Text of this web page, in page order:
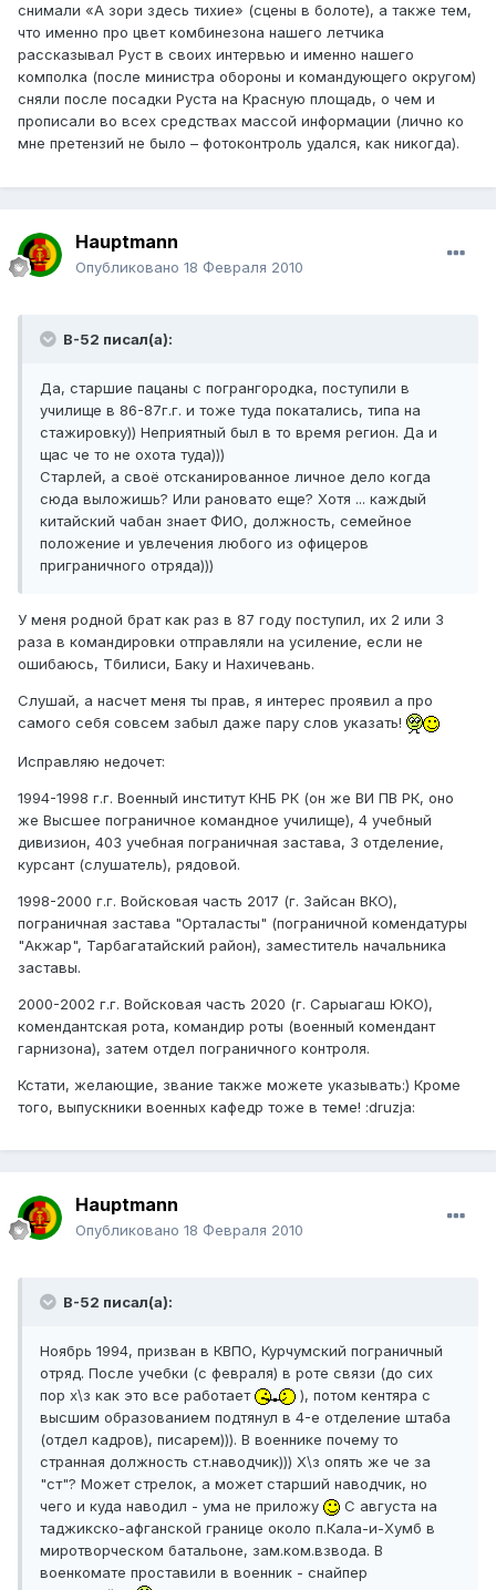
снимали «А зори здесь тихие» (сцены в болоте), а также тем,
что именно про цвет комбинезона нашего летчика
рассказывал Руст в своих интервью и именно нашего
комполка (после министра обороны и командующего округом)
сняли после посадки Руста на Красную площадь, о чем и
прописали во всех средствах массой информации (лично ко
мне претензий не было – фотоконтроль удался, как никогда).
Hauptmann
Опубликовано 18 Февраля 2010
B-52 писал(а):
Да, старшие пацаны с погрангородка, поступили в
училище в 86-87г.г. и тоже туда покатались, типа на
стажировку)) Неприятный был в то время регион. Да и
щас че то не охота туда)))
Старлей, а своё отсканированное личное дело когда
сюда выложишь? Или рановато еще? Хотя ... каждый
китайский чабан знает ФИО, должность, семейное
положение и увлечения любого из офицеров
приграничного отряда)))
У меня родной брат как раз в 87 году поступил, их 2 или 3
раза в командировки отправляли на усиление, если не
ошибаюсь, Тбилиси, Баку и Нахичевань.
Слушай, а насчет меня ты прав, я интерес проявил а про
самого себя совсем забыл даже пару слов указать!
Исправляю недочет:
1994-1998 г.г. Военный институт КНБ РК (он же ВИ ПВ РК, оно
же Высшее пограничное командное училище), 4 учебный
дивизион, 403 учебная пограничная застава, 3 отделение,
курсант (слушатель), рядовой.
1998-2000 г.г. Войсковая часть 2017 (г. Зайсан ВКО),
пограничная застава "Орталасты" (пограничной комендатуры
"Акжар", Тарбагатайский район), заместитель начальника
заставы.
2000-2002 г.г. Войсковая часть 2020 (г. Сарыагаш ЮКО),
комендантская рота, командир роты (военный комендант
гарнизона), затем отдел пограничного контроля.
Кстати, желающие, звание также можете указывать:) Кроме
того, выпускники военных кафедр тоже в теме! :druzja:
Hauptmann
Опубликовано 18 Февраля 2010
B-52 писал(а):
Ноябрь 1994, призван в КВПО, Курчумский пограничный
отряд. После учебки (с февраля) в роте связи (до сих
пор х\з как это все работает
), потом кентяра с
высшим образованием подтянул в 4-е отделение штаба
(отдел кадров), писарем))). В военнике почему то
странная должность ст.наводчик))) Х\з опять же че за
"ст"? Может стрелок, а может старший наводчик, но
чего и куда наводил - ума не приложу
С августа на
таджикско-афганской границе около п.Кала-и-Хумб в
миротворческом батальоне, зам.ком.взвода. В
военкомате проставили в военник - снайпер